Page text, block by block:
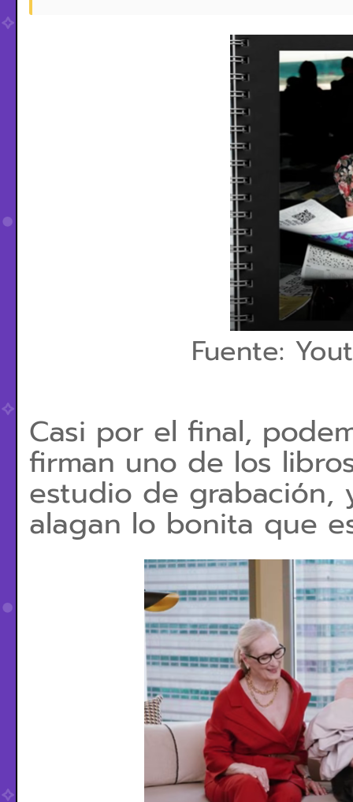
Fuente:
Casi por el final,
firman uno de los
estudio de grabación,
alagan lo bonita que